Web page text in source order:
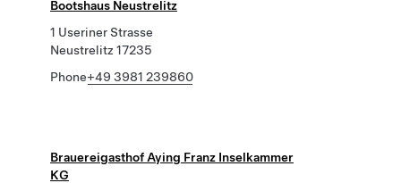
Bootshaus Neustrelitz
1 Useriner Strasse
Neustrelitz 17235
Phone+49 3981 239860
Brauereigasthof Aying Franz Inselkammer
KG